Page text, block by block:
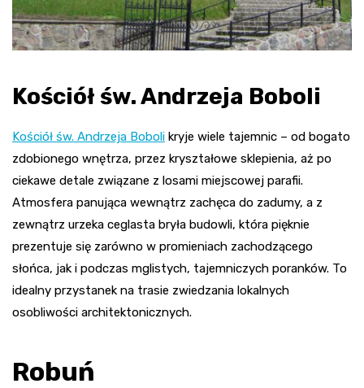
Kościół św. Andrzeja Boboli
Kościół św. Andrzeja Boboli kryje wiele tajemnic – od bogato
zdobionego wnętrza, przez kryształowe sklepienia, aż po
ciekawe detale związane z losami miejscowej parafii.
Atmosfera panująca wewnątrz zachęca do zadumy, a z
zewnątrz urzeka ceglasta bryła budowli, która pięknie
prezentuje się zarówno w promieniach zachodzącego
słońca, jak i podczas mglistych, tajemniczych poranków. To
idealny przystanek na trasie zwiedzania lokalnych
osobliwości architektonicznych.
Robuń